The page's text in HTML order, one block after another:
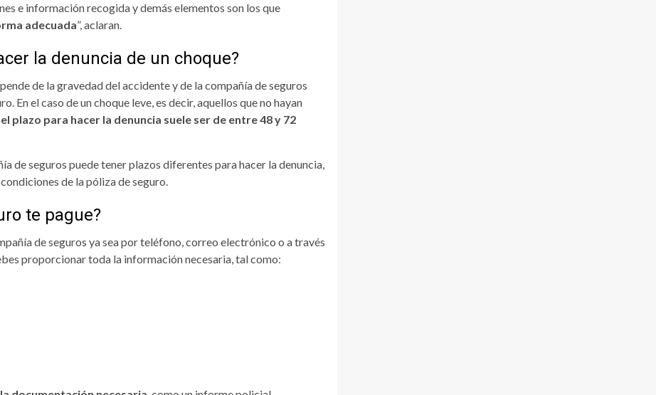
e información recogida y demás elementos son los que
adecuada”, aclaran.
la denuncia de un choque?
de la gravedad del accidente y de la compañía de seguros
En el caso de un choque leve, es decir, aquellos que no hayan
el plazo para hacer la denuncia suele ser de entre 48 y 72
de seguros puede tener plazos diferentes para hacer la denuncia,
de la póliza de seguro.
te pague?
de seguros ya sea por teléfono, correo electrónico o a través
proporcionar toda la información necesaria, tal como: